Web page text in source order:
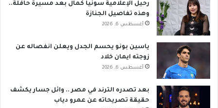
رحيل الإعلامية سونيا كمال بعد مسيرة حافلة..
وهذه تفاصيل الجنازة
أغسطس 6, 2026
ياسين بونو يحسم الجدل ويعلن انفصاله عن
زوجته ايمان خلاد
أغسطس 6, 2026
بعد تصدره الترند في مصر .. وائل جسار يكشف
حقيقة تصريحاته عن عمرو دياب